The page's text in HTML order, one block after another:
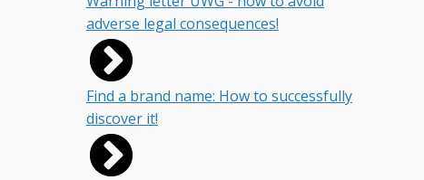
adverse legal consequences!
Find a brand name: How to successfully
discover it!